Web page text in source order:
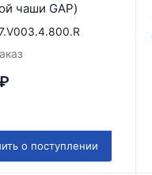
чаши GAP)
о поступлении